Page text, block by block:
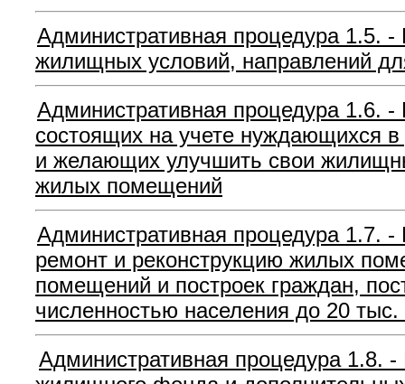
Административная процедура 1.5.
жилищных условий, направлений
Административная процедура 1.6. -
состоящих на учете нуждающихся
и желающих улучшить свои
жилых помещений
Административная процедура 1.7. -
ремонт и реконструкцию жилых
помещений и построек граждан,
численностью населения до 20 тыс.
Административная процедура 1.8.